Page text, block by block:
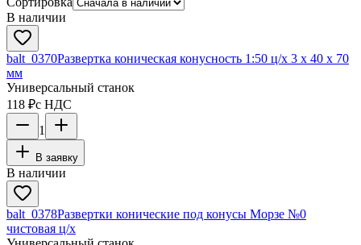
В наличии
balt_0370Развертка коническая конусность 1:50 ц/х 3 х 40 х 70
мм
Универсальный станок
118 ₽с НДС
1
В заявку
В наличии
balt_0378Развертки конические под конусы Морзе №0
чистовая ц/х